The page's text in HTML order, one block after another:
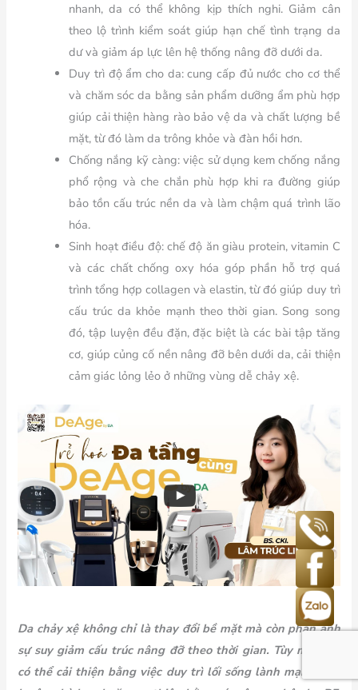
nhanh, da có thể không kịp thích nghi. Giảm cân
theo lộ trình kiểm soát giúp hạn chế tình trạng da
dư và giảm áp lực lên hệ thống nâng đỡ dưới da.
Duy trì độ ẩm cho da:cung cấp đủ nước cho cơ thể
và chăm sóc da bằng sản phẩm dưỡng ẩm phù hợp
giúp cải thiện hàng rào bảo vệ da và chất lượng bề
mặt, từ đó làm da trông khỏe và đàn hồi hơn.
Chống nắng kỹ càng:việc sử dụng kem chống nắng
phổ rộng và che chắn phù hợp khi ra đường giúp
bảo tồn cấu trúc nền da và làm chậm quá trình lão
hóa.
Sinh hoạt điều độ: chế độ ăn giàu protein, vitamin C
và các chất chống oxy hóa góp phần hỗ trợ quá
trình tổng hợp collagen và elastin, từ đó giúp duy trì
cấu trúc da khỏe mạnh theo thời gian. Song song
đó, tập luyện đều đặn, đặc biệt là các bài tập tăng
cơ, giúp củng cố nền nâng đỡ bên dưới da, cải thiện
cảm giác lỏng lẻo ở những vùng dễ chảy xệ.
Da chảy xệ không chỉ là thay đổi bề mặt mà còn phản ánh
sự suy giảm cấu trúc nâng đỡ theo thời gian. Tùy mức độ,
có thể cải thiện bằng việc duy trì lối sống lành mạnh, tập